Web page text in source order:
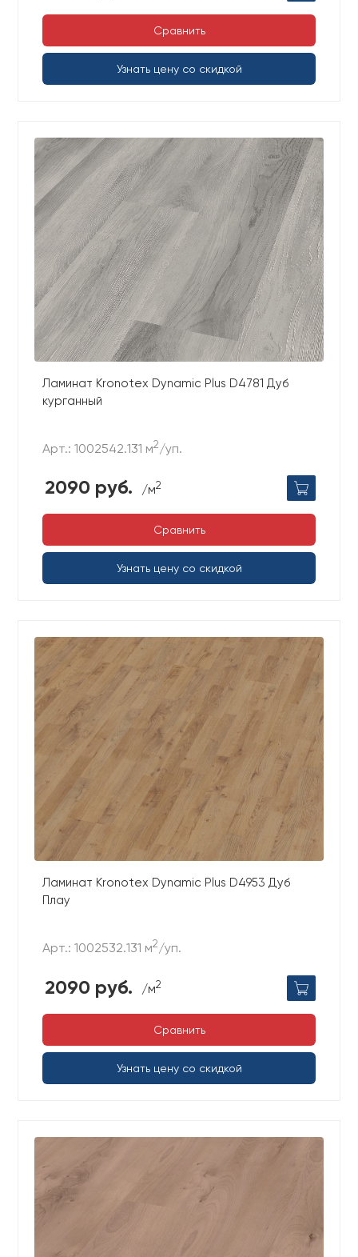
Сравнить
Узнать цену со скидкой
Ламинат Kronotex Dynamic Plus D4781 Дуб
курганный
Арт.: 1002542.131 м2/уп.
2090 руб. /м2
Сравнить
Узнать цену со скидкой
Ламинат Kronotex Dynamic Plus D4953 Дуб
Плау
Арт.: 1002532.131 м2/уп.
2090 руб. /м2
Сравнить
Узнать цену со скидкой